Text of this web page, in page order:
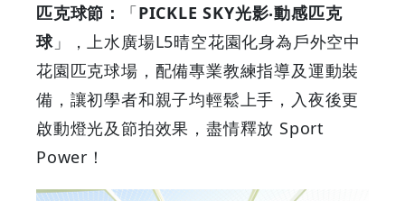
匹克球節：
「PICKLE SKY光影‧動感匹克
球」，上水廣場L5晴空花園化身為戶外空中
花園匹克球場，配備專業教練指導及運動裝
備，讓初學者和親子均輕鬆上手，入夜後更
啟動燈光及節拍效果，盡情釋放 Sport
Power！